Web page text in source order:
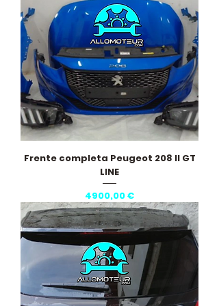
Frente completa Peugeot 208 II GT
LINE
Preço
4900,00 €